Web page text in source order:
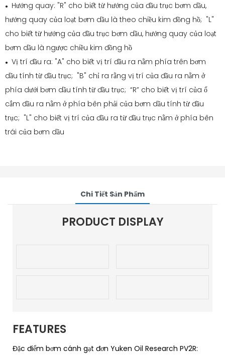
● Hướng quay: "R" cho biết từ hướng của đầu trục bơm dầu,
hướng quay của loạt bơm dầu là theo chiều kim đồng hồ; "L"
cho biết từ hướng của đầu trục bơm dầu, hướng quay của loạt
bơm dầu là ngược chiều kim đồng hồ
● Vị trí đầu ra: "A" cho biết vị trí đầu ra nằm phía trên bơm
dầu tính từ đầu trục; "B" chỉ ra rằng vị trí của đầu ra nằm ở
phía dưới bơm dầu tính từ đầu trục; “R” cho biết vị trí của ổ
cắm đầu ra nằm ở phía bên phải của bơm dầu tính từ đầu
trục; "L" cho biết vị trí của đầu ra từ đầu trục nằm ở phía bên
trái của bơm dầu
Chi Tiết Sản Phẩm
PRODUCT DISPLAY
FEATURES
Đặc điểm bơm cánh gạt đơn Yuken Oil Research PV2R: